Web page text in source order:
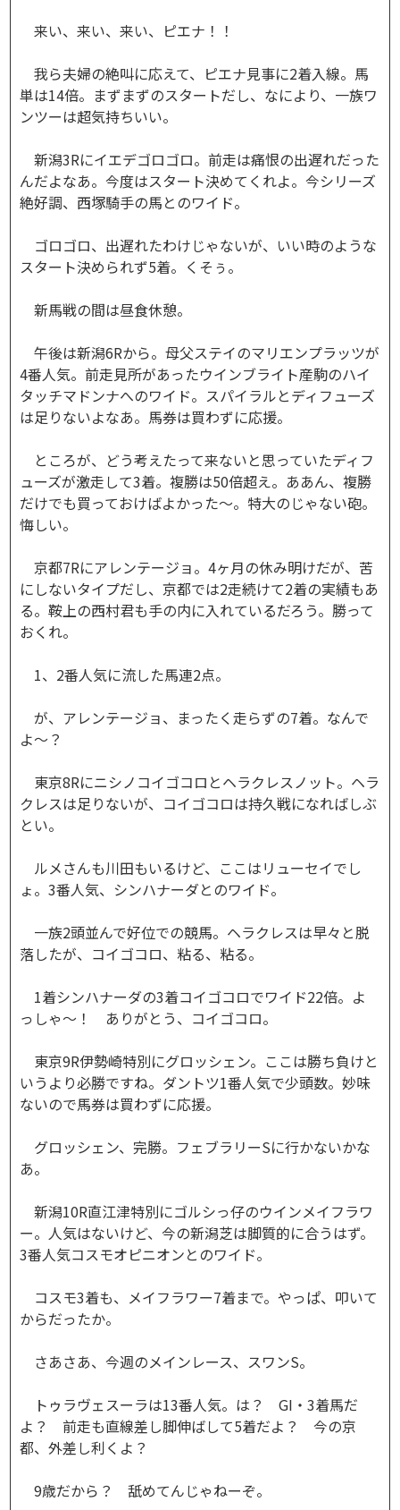
来い、来い、来い、ピエナ！！
我ら夫婦の絶叫に応えて、ピエナ見事に2着入線。馬
単は14倍。まずまずのスタートだし、なにより、一族ワ
ンツーは超気持ちいい。
新潟3Rにイエデゴロゴロ。前走は痛恨の出遅れだった
んだよなあ。今度はスタート決めてくれよ。今シリーズ
絶好調、西塚騎手の馬とのワイド。
ゴロゴロ、出遅れたわけじゃないが、いい時のような
スタート決められず5着。くそぅ。
新馬戦の間は昼食休憩。
午後は新潟6Rから。母父ステイのマリエンプラッツが
4番人気。前走見所があったウインブライト産駒のハイ
タッチマドンナへのワイド。スパイラルとディフューズ
は足りないよなあ。馬券は買わずに応援。
ところが、どう考えたって来ないと思っていたディフ
ューズが激走して3着。複勝は50倍超え。ああん、複勝
だけでも買っておけばよかった～。特大のじゃない砲。
悔しい。
京都7Rにアレンテージョ。4ヶ月の休み明けだが、苦
にしないタイプだし、京都では2走続けて2着の実績もあ
る。鞍上の西村君も手の内に入れているだろう。勝って
おくれ。
1、2番人気に流した馬連2点。
が、アレンテージョ、まったく走らずの7着。なんで
よ～？
東京8Rにニシノコイゴコロとヘラクレスノット。ヘラ
クレスは足りないが、コイゴコロは持久戦になればしぶ
とい。
ルメさんも川田もいるけど、ここはリューセイでし
ょ。3番人気、シンハナーダとのワイド。
一族2頭並んで好位での競馬。ヘラクレスは早々と脱
落したが、コイゴコロ、粘る、粘る。
1着シンハナーダの3着コイゴコロでワイド22倍。よ
っしゃ～！ ありがとう、コイゴコロ。
東京9R伊勢崎特別にグロッシェン。ここは勝ち負けと
いうより必勝ですね。ダントツ1番人気で少頭数。妙味
ないので馬券は買わずに応援。
グロッシェン、完勝。フェブラリーSに行かないかな
あ。
新潟10R直江津特別にゴルシっ仔のウインメイフラワ
ー。人気はないけど、今の新潟芝は脚質的に合うはず。
3番人気コスモオピニオンとのワイド。
コスモ3着も、メイフラワー7着まで。やっぱ、叩いて
からだったか。
さあさあ、今週のメインレース、スワンS。
トゥラヴェスーラは13番人気。は？ GI・3着馬だ
よ？ 前走も直線差し脚伸ばして5着だよ？ 今の京
都、外差し利くよ？
9歳だから？ 舐めてんじゃねーぞ。